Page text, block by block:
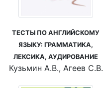
ТЕСТЫ ПО АНГЛИЙСКОМУ
ЯЗЫКУ: ГРАММАТИКА,
ЛЕКСИКА, АУДИРОВАНИЕ
Кузьмин А.В., Агеев С.В.